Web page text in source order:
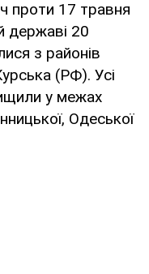
проти 17 травня
державі 20
з районів
(РФ). Усі
у межах
Одеської